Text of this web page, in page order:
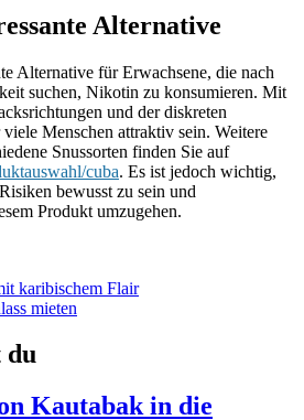
Alternative
Alternative für Erwachsene, die nach
suchen, Nikotin zu konsumieren. Mit
und der diskreten
Menschen attraktiv sein. Weitere
Snussorten finden Sie auf
cuba. Es ist jedoch wichtig,
bewusst zu sein und
Produkt umzugehen.
karibischem Flair
mieten
du
Kautabak in die